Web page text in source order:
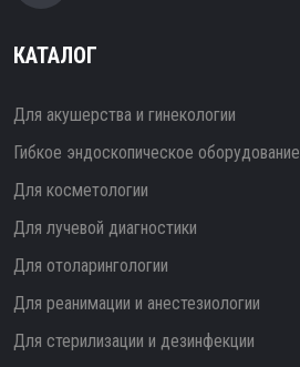
КАТАЛОГ
Для акушерства и гинекологии
Гибкое эндоскопическое оборудование
Для косметологии
Для лучевой диагностики
Для отоларингологии
Для реанимации и анестезиологии
Для стерилизации и дезинфекции